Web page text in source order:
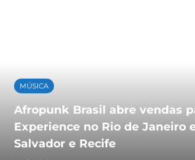
MÚSICA
Afropunk Brasil abre vendas
Experience no Rio de Janeiro
Salvador e Recife